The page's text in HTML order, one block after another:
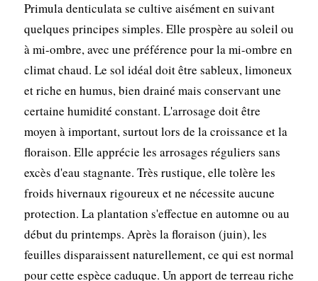
Primula denticulata se cultive aisément en suivant
quelques principes simples. Elle prospère au soleil ou
à mi-ombre, avec une préférence pour la mi-ombre en
climat chaud. Le sol idéal doit être sableux, limoneux
et riche en humus, bien drainé mais conservant une
certaine humidité constant. L'arrosage doit être
moyen à important, surtout lors de la croissance et la
floraison. Elle apprécie les arrosages réguliers sans
excès d'eau stagnante. Très rustique, elle tolère les
froids hivernaux rigoureux et ne nécessite aucune
protection. La plantation s'effectue en automne ou au
début du printemps. Après la floraison (juin), les
feuilles disparaissent naturellement, ce qui est normal
pour cette espèce caduque. Un apport de terreau riche